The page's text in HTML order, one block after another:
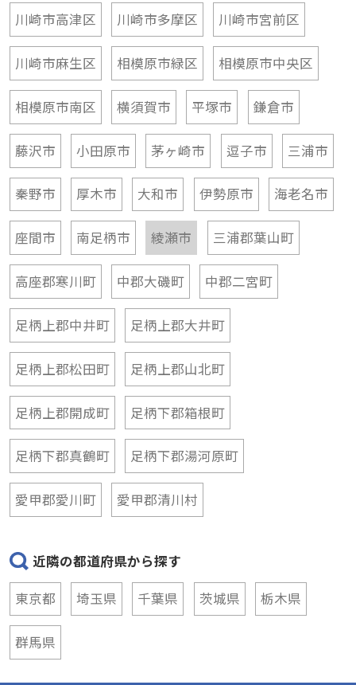
川崎市高津区 川崎市多摩区 川崎市宮前区
川崎市麻生区 相模原市緑区 相模原市中央区
相模原市南区 横須賀市 平塚市 鎌倉市
藤沢市 小田原市 茅ヶ崎市 逗子市 三浦市
秦野市 厚木市 大和市 伊勢原市 海老名市
座間市 南足柄市 綾瀬市 三浦郡葉山町
高座郡寒川町 中郡大磯町 中郡二宮町
足柄上郡中井町 足柄上郡大井町
足柄上郡松田町 足柄上郡山北町
足柄上郡開成町 足柄下郡箱根町
足柄下郡真鶴町 足柄下郡湯河原町
愛甲郡愛川町 愛甲郡清川村
近隣の都道府県から探す
東京都
埼玉県 千葉県 茨城県 栃木県
群馬県